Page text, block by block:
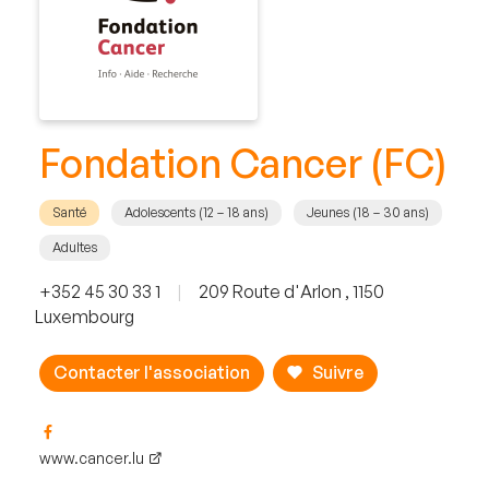
Fondation Cancer (FC)
Santé Adolescents (12 – 18 ans) Jeunes (18 – 30 ans)
Adultes
+352 45 30 33 1 |
209 Route d'Arlon , 1150
Luxembourg
Contacter l'association Suivre
www.cancer.lu